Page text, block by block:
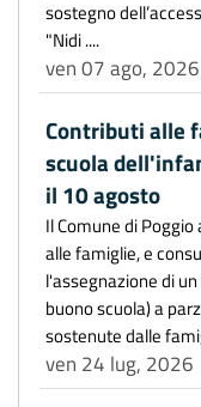
sostegno
"Nidi ....
ven 07 ago, 2026
Contributi alle
scuola
il 10 agosto
Il Comune di
alle famiglie, e
l'assegnazione di
buono scuola) a
sostenute dalle
ven 24 lug, 2026